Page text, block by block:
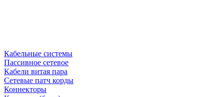
Кабельные системы
Пассивное сетевое
Кабели витая пара
Сетевые патч корды
Коннекторы